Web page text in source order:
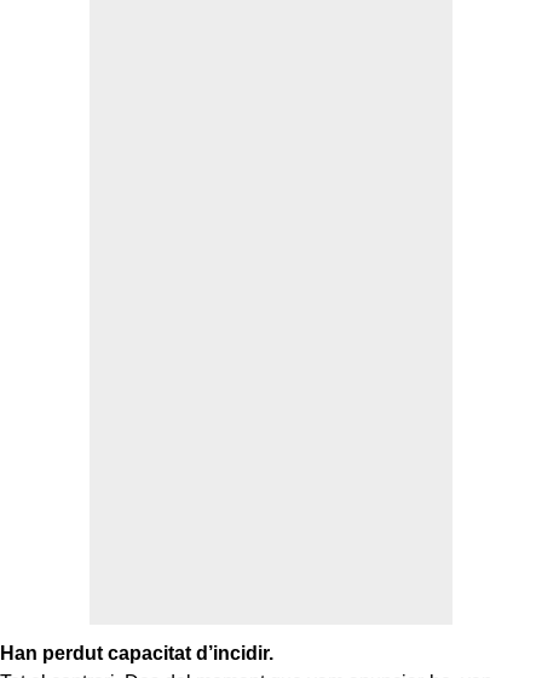
Han perdut capacitat d’incidir.